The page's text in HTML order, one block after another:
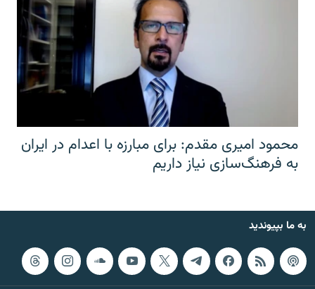
محمود امیری مقدم: برای مبارزه با اعدام در ایران
به فرهنگ‌سازی نیاز داریم
به ما بپیوندید